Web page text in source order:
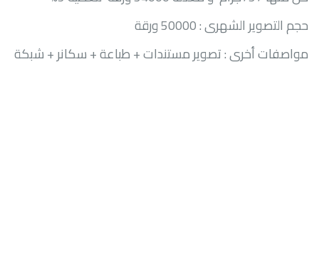
حجم التصوير الشهرى : 50000 ورقة
مواصفات أخرى : تصوير مستندات + طباعة + سكانر + شبكة